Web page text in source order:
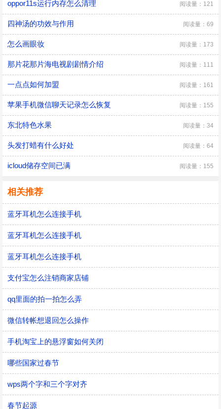
oppor11s运行内存怎么清理 阅读量：121
四神汤的功效与作用 阅读量：69
怎么画眼妆 阅读量：173
那片花那片海电视剧剧情介绍 阅读量：111
一点点如何加盟 阅读量：161
苹果手机微信聊天记录怎么恢复 阅读量：155
东北特色水果 阅读量：34
头发打蜡有什么好处 阅读量：64
icloud储存空间已满 阅读量：155
相关推荐
蓝牙耳机怎么连接手机
蓝牙耳机怎么连接手机
蓝牙耳机怎么连接手机
支付宝怎么注销商家店铺
qq里面的拍一拍怎么弄
微信转帐想退回怎么操作
手机淘宝上的悬浮窗如何关闭
哪些国家过春节
wps两个字和三个字对齐
春节起源